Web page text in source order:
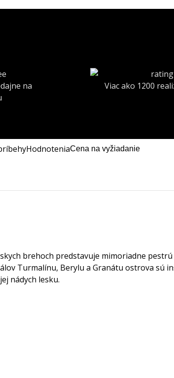
na
Viac ako 1200
HodnoteniaCena na vyžiadanie
brehoch predstavuje mimoriadne
Turmalínu, Berylu a Granátu ostrova sú
nádych lesku.